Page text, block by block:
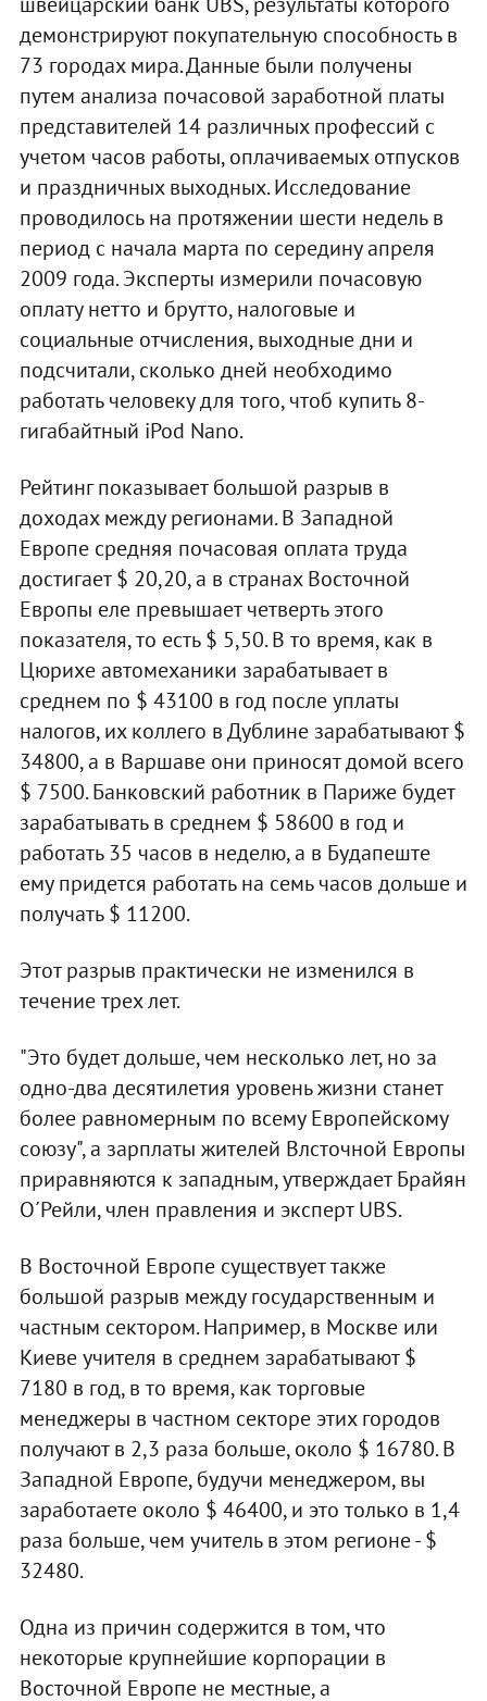
демонстрируют покупательную способность в
73 городах мира. Данные были получены
путем анализа почасовой заработной платы
представителей 14 различных профессий с
учетом часов работы, оплачиваемых отпусков
и праздничных выходных. Исследование
проводилось на протяжении шести недель в
период с начала марта по середину апреля
2009 года. Эксперты измерили почасовую
оплату нетто и брутто, налоговые и
социальные отчисления, выходные дни и
подсчитали, сколько дней необходимо
работать человеку для того, чтоб купить 8-
гигабайтный iPod Nano.
Рейтинг показывает большой разрыв в
доходах между регионами. В Западной
Европе средняя почасовая оплата труда
достигает $ 20,20, а в странах Восточной
Европы еле превышает четверть этого
показателя, то есть $ 5,50. В то время, как в
Цюрихе автомеханики зарабатывает в
среднем по $ 43100 в год после уплаты
налогов, их коллего в Дублине зарабатывают $
34800, а в Варшаве они приносят домой всего
$ 7500. Банковский работник в Париже будет
зарабатывать в среднем $ 58600 в год и
работать 35 часов в неделю, а в Будапеште
ему придется работать на семь часов дольше и
получать $ 11200.
Этот разрыв практически не изменился в
течение трех лет.
"Это будет дольше, чем несколько лет, но за
одно-два десятилетия уровень жизни станет
более равномерным по всему Европейскому
союзу", а зарплаты жителей Влсточной Европы
приравняются к западным, утверждает Брайян
О´Рейли, член правления и эксперт UBS.
В Восточной Европе существует также
большой разрыв между государственным и
частным сектором. Например, в Москве или
Киеве учителя в среднем зарабатывают $
7180 в год, в то время, как торговые
менеджеры в частном секторе этих городов
получают в 2,3 раза больше, около $ 16780. В
Западной Европе, будучи менеджером, вы
заработаете около $ 46400, и это только в 1,4
раза больше, чем учитель в этом регионе - $
32480.
Одна из причин содержится в том, что
некоторые крупнейшие корпорации в
Восточной Европе не местные, а